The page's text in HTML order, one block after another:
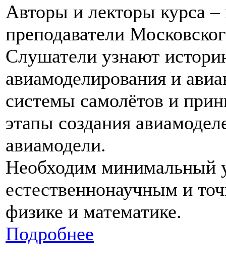
Авторы и лекторы курса
преподаватели
Слушатели узнают
авиамоделирования и
системы самолётов и
этапы создания
авиамодели.
Необходим минимальный
естественнонаучным и
физике и математике.
Подробнее